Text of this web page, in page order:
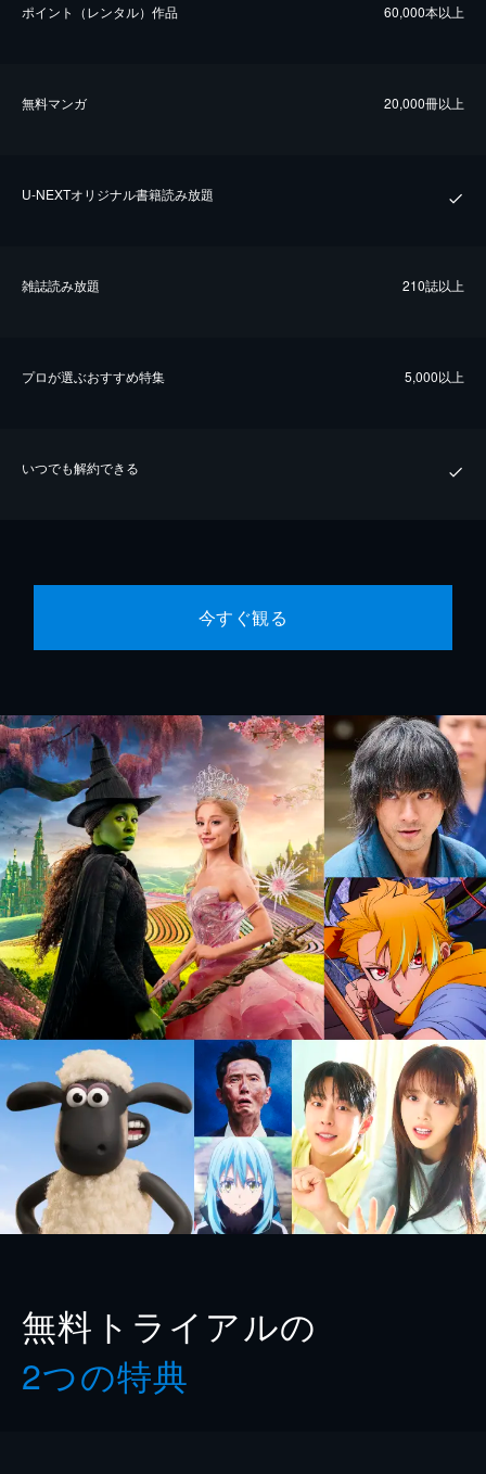
ポイント（レンタル）作品 60,000本以上
無料マンガ 20,000冊以上
U-NEXTオリジナル書籍読み放題
雑誌読み放題 210誌以上
プロが選ぶおすすめ特集 5,000以上
いつでも解約できる
今すぐ観る
無料トライアルの
2つの特典